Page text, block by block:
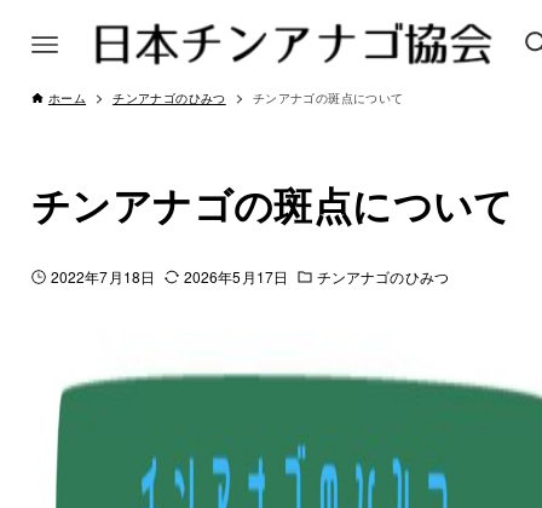
ホーム チンアナゴのひみつ チンアナゴの斑点について
チンアナゴの斑点について
2022年7月18日 2026年5月17日 チンアナゴのひみつ